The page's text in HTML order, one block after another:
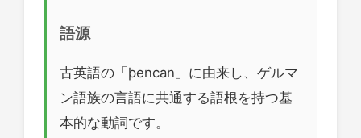
語源
古英語の「þencan」に由来し、ゲルマ
ン語族の言語に共通する語根を持つ基
本的な動詞です。